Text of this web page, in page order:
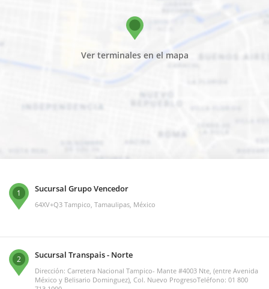
Ver terminales en el mapa
1 Sucursal Grupo Vencedor
64XV+Q3 Tampico, Tamaulipas, México
2 Sucursal Transpais - Norte
Dirección: Carretera Nacional Tampico- Mante #4003 Nte, (entre Avenida
México y Belisario Dominguez), Col. Nuevo ProgresoTeléfono: 01 800